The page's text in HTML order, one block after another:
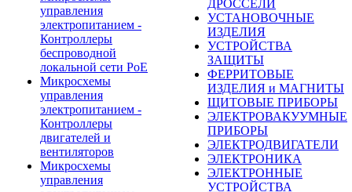
управления
электропитанием -
Контроллеры
беспроводной
локальной сети PoE
Микросхемы
управления
электропитанием -
Контроллеры
двигателей и
вентиляторов
Микросхемы
управления
ДРОССЕЛИ
УСТАНОВОЧНЫЕ
ИЗДЕЛИЯ
УСТРОЙСТВА
ЗАЩИТЫ
ФЕРРИТОВЫЕ
ИЗДЕЛИЯ и МАГНИТЫ
ЩИТОВЫЕ ПРИБОРЫ
ЭЛЕКТРОВАКУУМНЫЕ
ПРИБОРЫ
ЭЛЕКТРОДВИГАТЕЛИ
ЭЛЕКТРОНИКА
ЭЛЕКТРОННЫЕ
УСТРОЙСТВА